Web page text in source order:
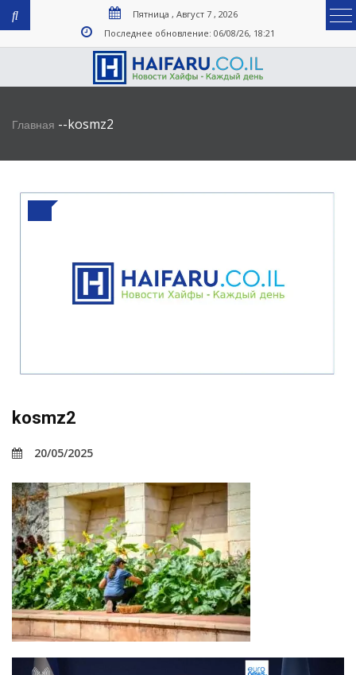
Пятница , Август 7 , 2026
Последнее обновление: 06/08/26, 18:21
Главная --kosmz2
kosmz2
20/05/2025